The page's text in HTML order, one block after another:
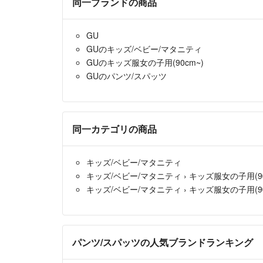
GU
GUのキッズ/ベビー/マタニティ
GUのキッズ服女の子用(90cm~)
GUのパンツ/スパッツ
同一カテゴリの商品
キッズ/ベビー/マタニティ
キッズ/ベビー/マタニティ › キッズ服女の子用
キッズ/ベビー/マタニティ › キッズ服女の子用
パンツ/スパッツの人気ブランドランキング